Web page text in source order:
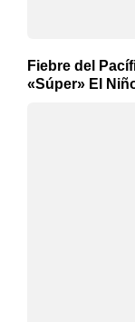
Fiebre del
«Súper» El